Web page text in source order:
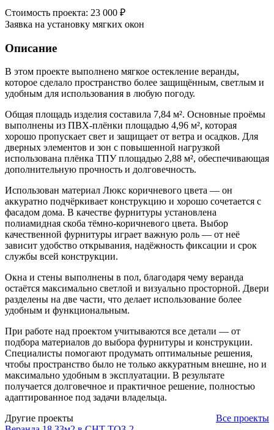
Стоимость проекта: 23 000 ₽
Заявка на установку мягких окон
Описание
В этом проекте выполнено мягкое остекление веранды,
которое сделало пространство более защищённым, светлым и
удобным для использования в любую погоду.
Общая площадь изделия составила 7,84 м². Основные проёмы
выполнены из ПВХ-плёнки площадью 4,96 м², которая
хорошо пропускает свет и защищает от ветра и осадков. Для
дверных элементов и зон с повышенной нагрузкой
использована плёнка ТПУ площадью 2,88 м², обеспечивающая
дополнительную прочность и долговечность.
Использован материал Люкс коричневого цвета — он
аккуратно подчёркивает конструкцию и хорошо сочетается с
фасадом дома. В качестве фурнитуры установлена
полиамидная скоба тёмно-коричневого цвета. Выбор
качественной фурнитуры играет важную роль — от неё
зависит удобство открывания, надёжность фиксации и срок
службы всей конструкции.
Окна и стены выполнены в пол, благодаря чему веранда
остаётся максимально светлой и визуально просторной. Двери
разделены на две части, что делает использование более
удобным и функциональным.
При работе над проектом учитываются все детали — от
подбора материалов до выбора фурнитуры и конструкции.
Специалисты помогают продумать оптимальные решения,
чтобы пространство было не только аккуратным внешне, но и
максимально удобным в эксплуатации. В результате
получается долговечное и практичное решение, полностью
адаптированное под задачи владельца.
Другие проекты
Все проекты